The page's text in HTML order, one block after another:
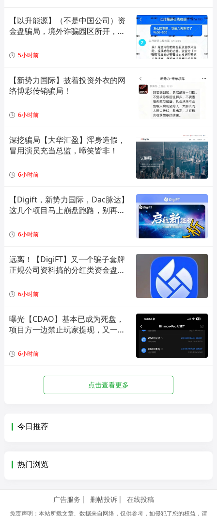
【以升能源】（不是中国公司）资
金盘骗局，境外诈骗园区所开，单
5小时前
【新势力国际】披着投资外衣的网
络博彩传销骗局！
6小时前
深挖骗局【大华汇盈】浑身造假，
冒用演员充当总监，啼笑皆非！
6小时前
【Digift，新势力国际，Dac脉达】
这几个项目马上崩盘跑路，别再被
6小时前
远离！【DigiFT】又一个骗子套牌
正规公司资料搞的分红类资金盘骗
6小时前
曝光【CDAO】基本已成为死盘，
项目方一边禁止玩家提现，又一边
6小时前
点击查看更多
今日推荐
热门浏览
广告服务 删帖投诉 在线投稿
免责声明：本站所载文章、数据来自网络，仅供参考，如侵犯了您的权益，请